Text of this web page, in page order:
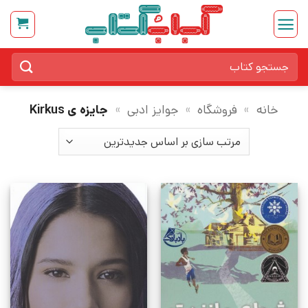
Skip
content
برای:
خانه » فروشگاه » جوایز ادبی » جایزه ی Kirkus